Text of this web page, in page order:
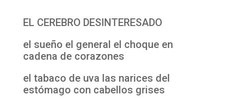
EL CEREBRO DESINTERESADO
el sueño el general el choque en
cadena de corazones
el tabaco de uva las narices del
estómago con cabellos grises